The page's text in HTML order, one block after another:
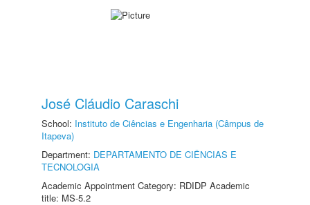
José Cláudio Caraschi
School: Instituto de Ciências e Engenharia (Câmpus de
Itapeva)
Department: DEPARTAMENTO DE CIÊNCIAS E
TECNOLOGIA
Academic Appointment Category: RDIDP Academic
title: MS-5.2